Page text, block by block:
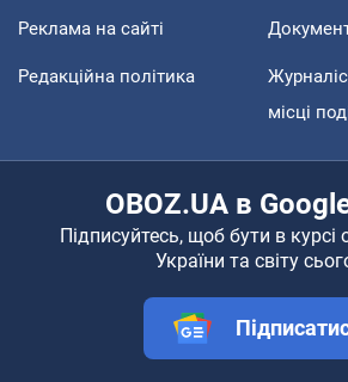
Реклама на сайті
Редакційна політика
місці
OBOZ.UA в
Підписуйтесь, щоб бути в курсі
України та світу